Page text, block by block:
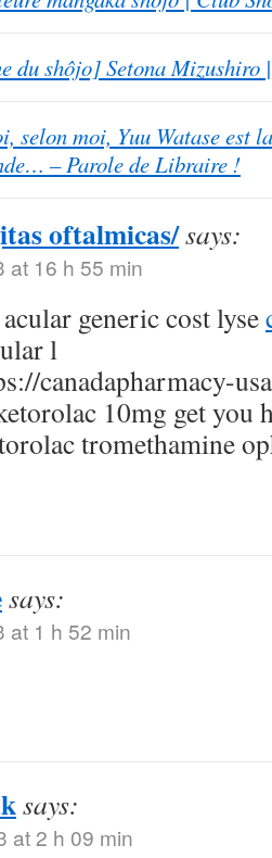
du shôjo] Setona Mizushiro
selon moi, Yuu Watase est
– Parole de Libraire !
oftalmicas/says:
at 16 h 55 min
generic cost lyse
l
canadapharmacy-
10mg get you
tromethamine
says:
at 1 h 52 min
says:
at 2 h 09 min